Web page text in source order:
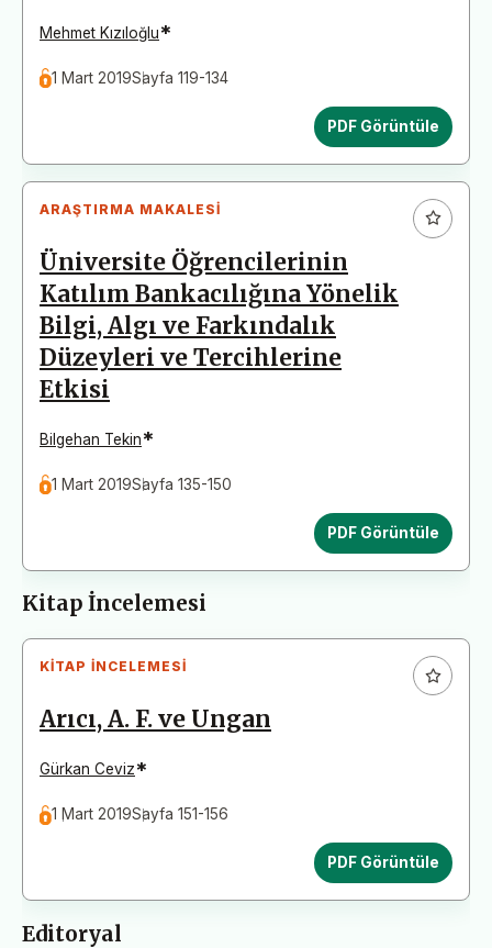
Mehmet Kızıloğlu*
1 Mart 2019Sayfa 119-134
PDF Görüntüle
ARAŞTIRMA MAKALESI
Üniversite Öğrencilerinin
Katılım Bankacılığına Yönelik
Bilgi, Algı ve Farkındalık
Düzeyleri ve Tercihlerine
Etkisi
Bilgehan Tekin*
1 Mart 2019Sayfa 135-150
PDF Görüntüle
Kitap İncelemesi
KITAP İNCELEMESI
Arıcı, A. F. ve Ungan
Gürkan Ceviz*
1 Mart 2019Sayfa 151-156
PDF Görüntüle
Editoryal